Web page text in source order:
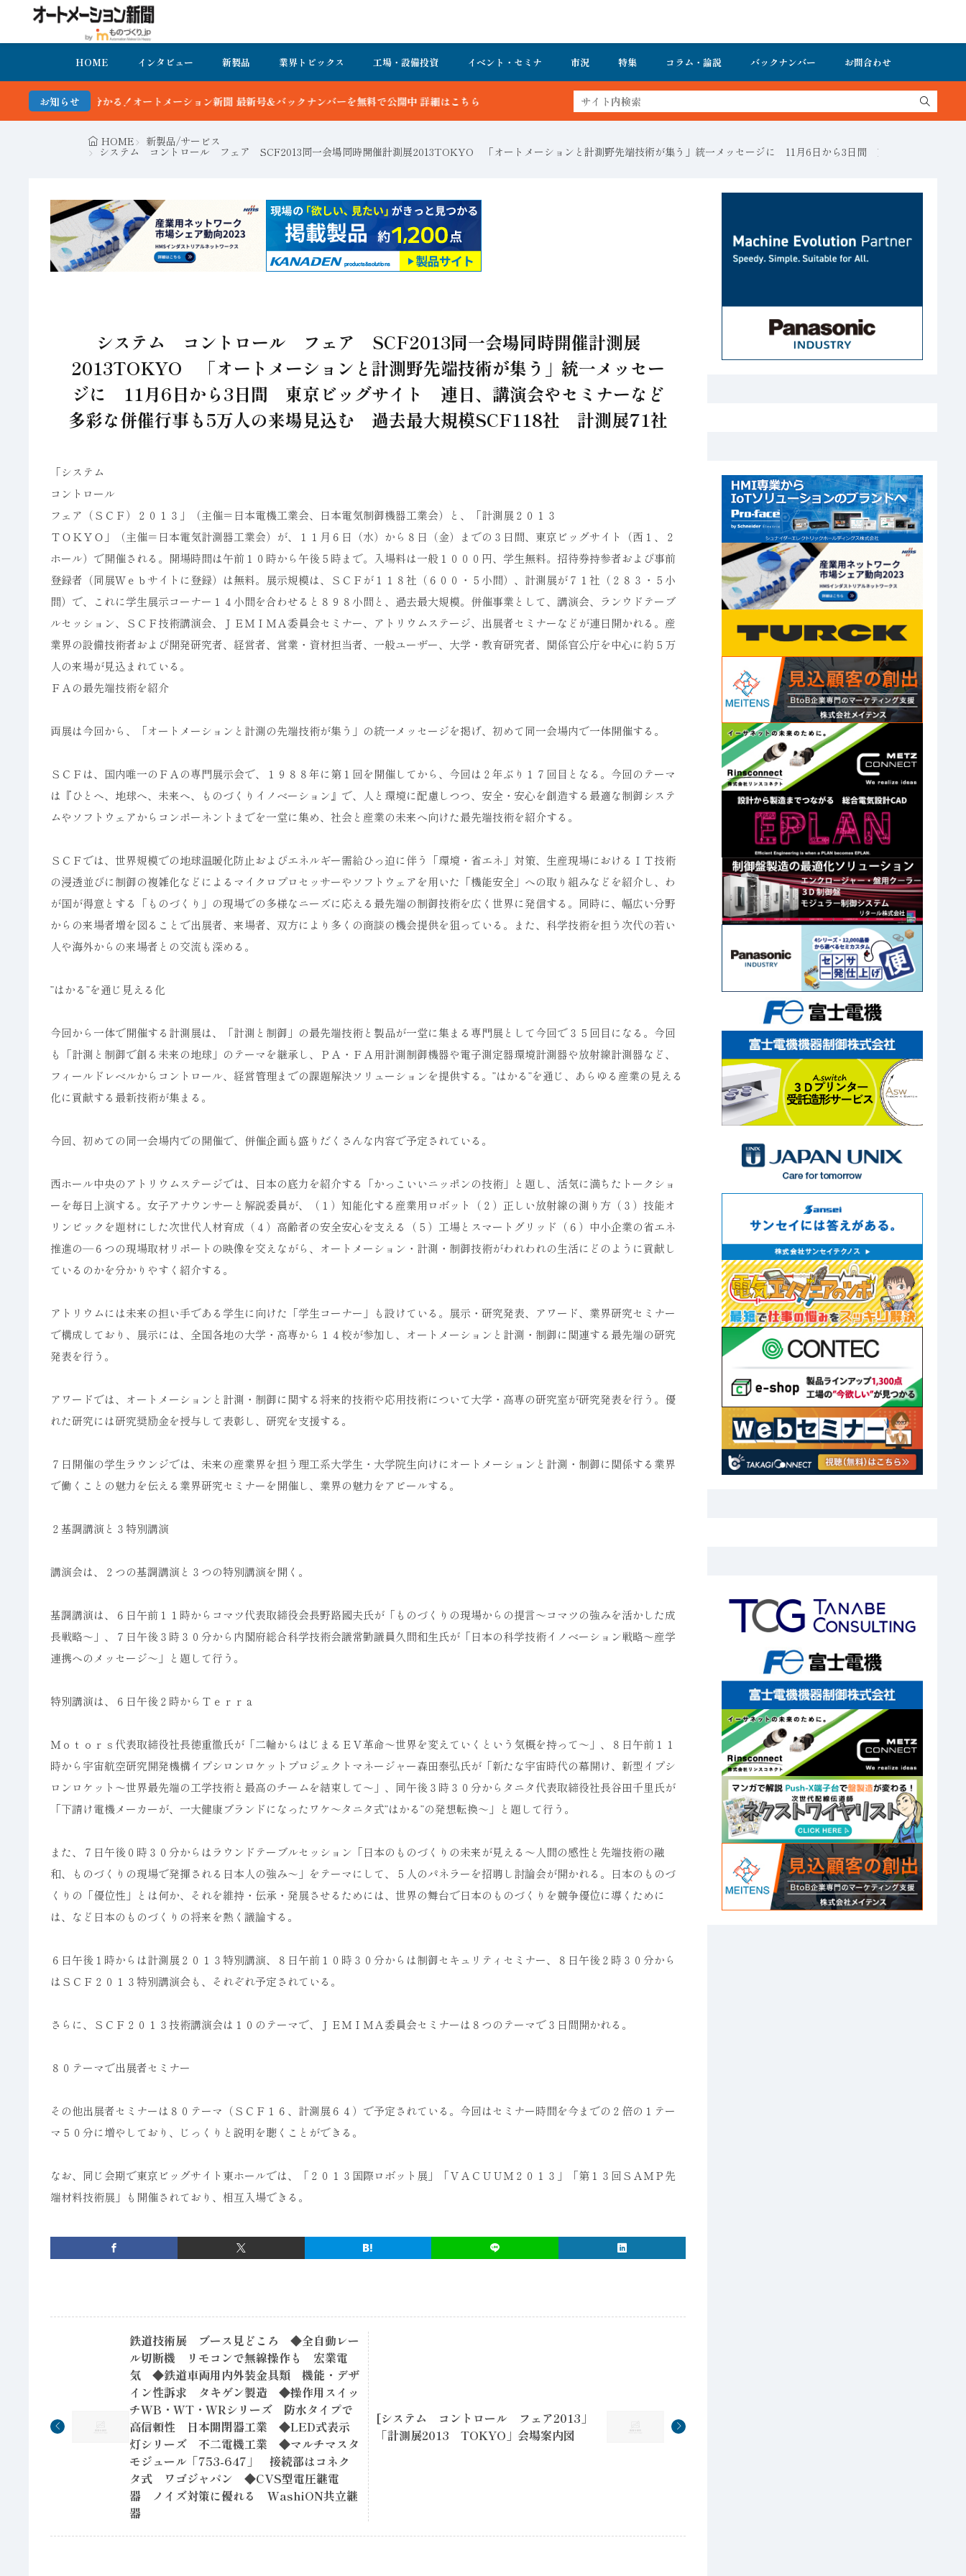
HOME インタビュー 新製品 業界トピックス 工場・設備投資 イベント・セミナ 市況 特集 コラム・論説 バックナンバー お問合わせ
お知らせ
かる！オートメーション新聞 最新号＆バックナンバーを無料で公開中 詳細はこちら
HOME 新製品/サービス
システム コントロール フェア SCF2013同一会場同時開催計測展2013TOKYO 「オートメーションと計測野先端技術が集う」統一メッセージに 11月6日から3日間 東京ビッグサイ
システム コントロール フェア SCF2013同一会場同時開催計測展
2013TOKYO 「オートメーションと計測野先端技術が集う」統一メッセー
ジに 11月6日から3日間 東京ビッグサイト 連日、講演会やセミナーなど
多彩な併催行事も5万人の来場見込む 過去最大規模SCF118社 計測展71社
「システム
コントロール
フェア（ＳＣＦ）２０１３」（主催＝日本電機工業会、日本電気制御機器工業会）と、「計測展２０１３
ＴＯＫＹＯ」（主催＝日本電気計測器工業会）が、１１月６日（水）から８日（金）までの３日間、東京ビッグサイト（西１、２
ホール）で開催される。開場時間は午前１０時から午後５時まで。入場料は一般１０００円、学生無料。招待券持参者および事前
登録者（同展Ｗｅｂサイトに登録）は無料。展示規模は、ＳＣＦが１１８社（６００・５小間）、計測展が７１社（２８３・５小
間）で、これに学生展示コーナー１４小間を合わせると８９８小間と、過去最大規模。併催事業として、講演会、ランウドテーブ
ルセッション、ＳＣＦ技術講演会、ＪＥＭＩＭＡ委員会セミナー、アトリウムステージ、出展者セミナーなどが連日開かれる。産
業界の設備技術者および開発研究者、経営者、営業・資材担当者、一般ユーザー、大学・教育研究者、関係官公庁を中心に約５万
人の来場が見込まれている。
ＦＡの最先端技術を紹介
両展は今回から、「オートメーションと計測の先端技術が集う」の統一メッセージを掲げ、初めて同一会場内で一体開催する。
ＳＣＦは、国内唯一のＦＡの専門展示会で、１９８８年に第１回を開催してから、今回は２年ぶり１７回目となる。今回のテーマ
は『ひとへ、地球へ、未来へ、ものづくりイノベーション』で、人と環境に配慮しつつ、安全・安心を創造する最適な制御システ
ムやソフトウェアからコンポーネントまでを一堂に集め、社会と産業の未来へ向けた最先端技術を紹介する。
ＳＣＦでは、世界規模での地球温暖化防止およびエネルギー需給ひっ迫に伴う「環境・省エネ」対策、生産現場におけるＩＴ技術
の浸透並びに制御の複雑化などによるマイクロプロセッサーやソフトウェアを用いた「機能安全」への取り組みなどを紹介し、わ
が国が得意とする「ものづくり」の現場での多様なニーズに応える最先端の制御技術を広く世界に発信する。同時に、幅広い分野
からの来場者増を図ることで出展者、来場者、双方により多くの商談の機会提供を狙っている。また、科学技術を担う次代の若い
人や海外からの来場者との交流も深める。
”はかる”を通じ見える化
今回から一体で開催する計測展は、「計測と制御」の最先端技術と製品が一堂に集まる専門展として今回で３５回目になる。今回
も「計測と制御で創る未来の地球」のテーマを継承し、ＰＡ・ＦＡ用計測制御機器や電子測定器環境計測器や放射線計測器など、
フィールドレベルからコントロール、経営管理までの課題解決ソリューションを提供する。”はかる”を通じ、あらゆる産業の見える
化に貢献する最新技術が集まる。
今回、初めての同一会場内での開催で、併催企画も盛りだくさんな内容で予定されている。
西ホール中央のアトリウムステージでは、日本の底力を紹介する「かっこいいニッポンの技術」と題し、活気に満ちたトークショ
ーを毎日上演する。女子アナウンサーと解説委員が、（１）知能化する産業用ロボット（２）正しい放射線の測り方（３）技能オ
リンピックを題材にした次世代人材育成（４）高齢者の安全安心を支える（５）工場とスマートグリッド（６）中小企業の省エネ
推進の―６つの現場取材リポートの映像を交えながら、オートメーション・計測・制御技術がわれわれの生活にどのように貢献し
ているのかを分かりやすく紹介する。
アトリウムには未来の担い手である学生に向けた「学生コーナー」も設けている。展示・研究発表、アワード、業界研究セミナー
で構成しており、展示には、全国各地の大学・高専から１４校が参加し、オートメーションと計測・制御に関連する最先端の研究
発表を行う。
アワードでは、オートメーションと計測・制御に関する将来的技術や応用技術について大学・高専の研究室が研究発表を行う。優
れた研究には研究奨励金を授与して表彰し、研究を支援する。
７日開催の学生ラウンジでは、未来の産業界を担う理工系大学生・大学院生向けにオートメーションと計測・制御に関係する業界
で働くことの魅力を伝える業界研究セミナーを開催し、業界の魅力をアピールする。
２基調講演と３特別講演
講演会は、２つの基調講演と３つの特別講演を開く。
基調講演は、６日午前１１時からコマツ代表取締役会長野路國夫氏が「ものづくりの現場からの提言～コマツの強みを活かした成
長戦略～」、７日午後３時３０分から内閣府総合科学技術会議常勤議員久間和生氏が「日本の科学技術イノベーション戦略～産学
連携へのメッセージ～」と題して行う。
特別講演は、６日午後２時からＴｅｒｒａ
Ｍｏｔｏｒｓ代表取締役社長徳重徹氏が「二輪からはじまるＥＶ革命～世界を変えていくという気概を持って～」、８日午前１１
時から宇宙航空研究開発機構イプシロンロケットプロジェクトマネージャー森田泰弘氏が「新たな宇宙時代の幕開け、新型イプシ
ロンロケット～世界最先端の工学技術と最高のチームを結束して～」、同午後３時３０分からタニタ代表取締役社長谷田千里氏が
「下請け電機メーカーが、一大健康ブランドになったワケ～タニタ式”はかる”の発想転換～」と題して行う。
また、７日午後０時３０分からはラウンドテーブルセッション「日本のものづくりの未来が見える～人間の感性と先端技術の融
和、ものづくりの現場で発揮される日本人の強み～」をテーマにして、５人のパネラーを招聘し討論会が開かれる。日本のものづ
くりの「優位性」とは何か、それを維持・伝承・発展させるためには、世界の舞台で日本のものづくりを競争優位に導くために
は、など日本のものづくりの将来を熱く議論する。
６日午後１時からは計測展２０１３特別講演、８日午前１０時３０分からは制御セキュリティセミナー、８日午後２時３０分から
はＳＣＦ２０１３特別講演会も、それぞれ予定されている。
さらに、ＳＣＦ２０１３技術講演会は１０のテーマで、ＪＥＭＩＭＡ委員会セミナーは８つのテーマで３日間開かれる。
８０テーマで出展者セミナー
その他出展者セミナーは８０テーマ（ＳＣＦ１６、計測展６４）で予定されている。今回はセミナー時間を今までの２倍の１テー
マ５０分に増やしており、じっくりと説明を聴くことができる。
なお、同じ会期で東京ビッグサイト東ホールでは、「２０１３国際ロボット展」「ＶＡＣＵＵＭ２０１３」「第１３回ＳＡＭＰ先
端材料技術展」も開催されており、相互入場できる。
鉄道技術展 ブース見どころ ◆全自動レー
ル切断機 リモコンで無線操作も 宏業電
気 ◆鉄道車両用内外装金具類 機能・デザ
イン性訴求 タキゲン製造 ◆操作用スイッ
チWB・WT・WRシリーズ 防水タイプで
高信頼性 日本開閉器工業 ◆LED式表示
灯シリーズ 不二電機工業 ◆マルチマスタ
モジュール「753-647」 接続部はコネク
タ式 ワゴジャパン ◆CVS型電圧継電
器 ノイズ対策に優れる WashiON共立継
器
[システム コントロール フェア2013」
「計測展2013 TOKYO」会場案内図